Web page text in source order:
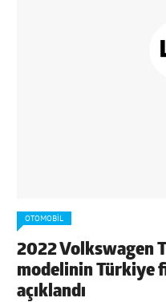
OTOMOBIL
2022 Volkswagen
modelinin Türkiye
açıklandı